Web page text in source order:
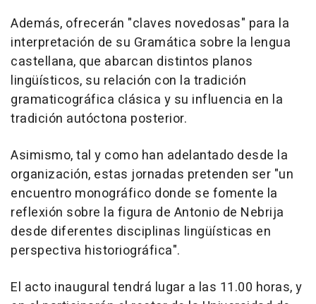
Además, ofrecerán "claves novedosas" para la
interpretación de su Gramática sobre la lengua
castellana, que abarcan distintos planos
lingüísticos, su relación con la tradición
gramaticográfica clásica y su influencia en la
tradición autóctona posterior.
Asimismo, tal y como han adelantado desde la
organización, estas jornadas pretenden ser "un
encuentro monográfico donde se fomente la
reflexión sobre la figura de Antonio de Nebrija
desde diferentes disciplinas lingüísticas en
perspectiva historiográfica".
El acto inaugural tendrá lugar a las 11.00 horas, y